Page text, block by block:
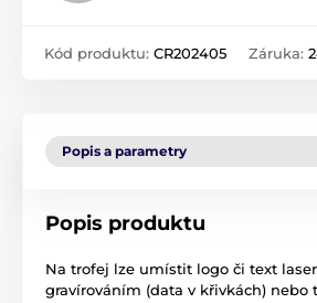
Kód produktu: CR202405 Záruka:
Popis a parametry
Popis produktu
Na trofej lze umístit logo či text
gravírováním (data v křivkách) nebo